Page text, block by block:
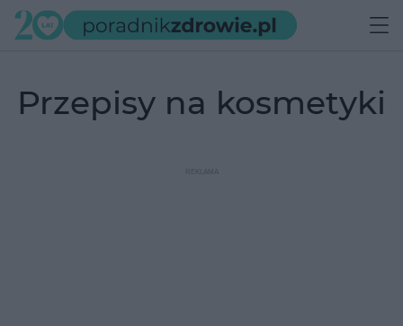
przepisy na kosmetyki